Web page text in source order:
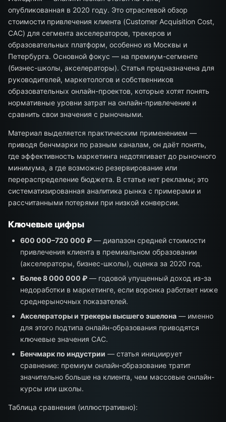
опубликованная в 2020 году. Это отраслевой обзор
стоимости привлечения клиента (Customer Acquisition Cost,
CAC) для сегмента акселераторов, трекеров и
образовательных платформ, особенно из Москвы и
Петербурга. Основной фокус — на премиум-сегменте
(бизнес-школы, акселераторы). Статья предназначена для
руководителей, маркетологов и собственников
образовательных онлайн-проектов, которые хотят понять
нормативные уровни затрат на онлайн-привлечение и
сравнить свои значения с рыночными.
Материал выделяется практическим применением —
приводя бенчмарки по разным каналам, он даёт понять,
где эффективность маркетинга недотягивает до рыночного
минимума, а где возможно резервирование или
перераспределение бюджета. В статье нет рекламы; это
систематизированная аналитика рынка с примерами и
рассчитанными потерями при низкой конверсии.
Ключевые цифры
600 000–720 000 ₽ — диапазон средней стоимости
привлечения клиента в премиальном образовании
(акселераторы, бизнес-школы), оценка за 2020 год.
Более 8 000 000 ₽ — годовой упущенный доход из-за
недоработки в маркетинге, если воронка работает ниже
среднерыночных показателей.
Акселераторы и трекеры высшего эшелона — именно
для этого подтипа онлайн-образования приводятся
ключевые значения CAC.
Бенчмарк по индустрии — статья инициирует
сравнение: премиум онлайн-образование тратит
значительно больше на клиента, чем массовые онлайн-
курсы или школы.
Таблица сравнения (иллюстративно):